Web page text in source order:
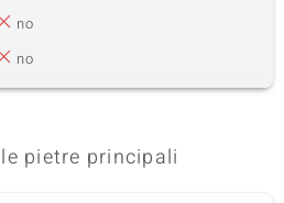
no
no
pietre principali